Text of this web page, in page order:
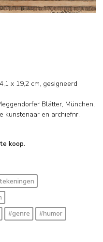
x 19,2 cm, gesigneerd
Blätter, München,
kunstenaar en archiefnr.
koop.
#genre
#humor